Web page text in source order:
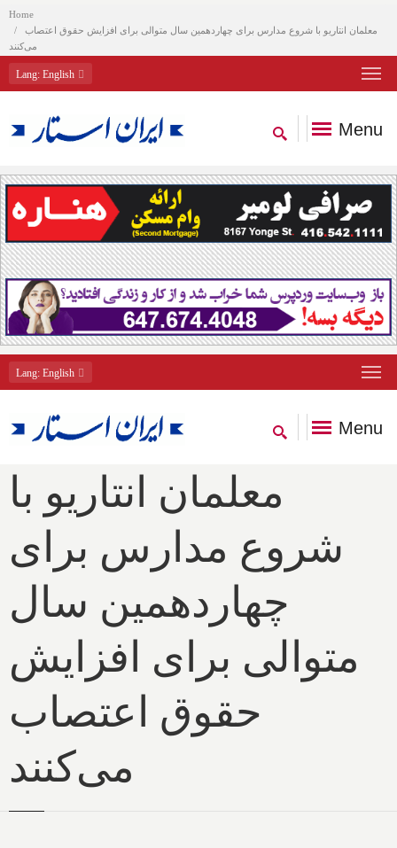
Home
معلمان انتاریو با شروع مدارس برای چهاردهمین سال متوالی برای افزایش حقوق اعتصاب
می‌کنند
Lang: English
Menu
Lang: English
Menu
معلمان انتاریو با
شروع مدارس برای
چهاردهمین سال
متوالی برای افزایش
حقوق اعتصاب
می‌کنند